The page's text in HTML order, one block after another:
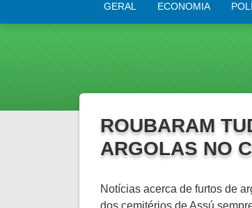
GERAL ECONOMIA
ROUBARAM
ARGOLAS NO
Notícias acerca de furtos de
dos cemitérios de Assú